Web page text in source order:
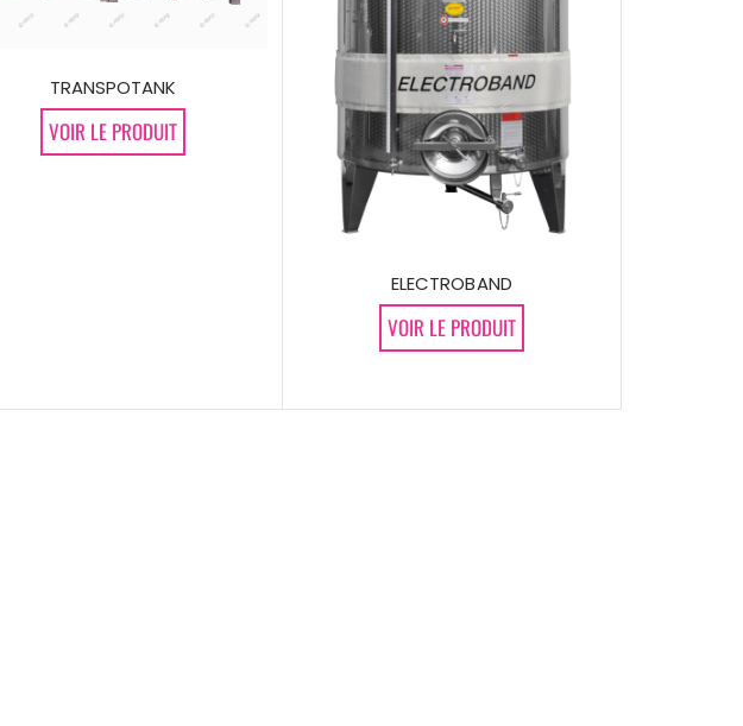
TRANSPOTANK
VOIR LE PRODUIT
ELECTROBAND
VOIR LE PRODUIT